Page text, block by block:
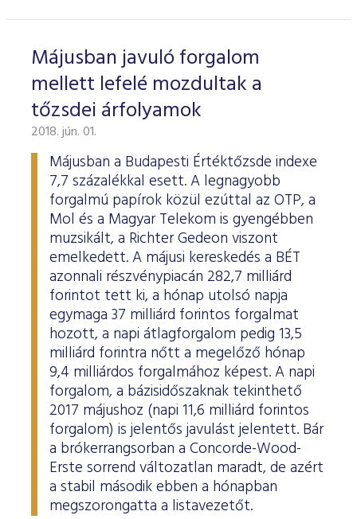
Májusban javuló forgalom
mellett lefelé mozdultak a
tőzsdei árfolyamok
2018. jún. 01.
Májusban a Budapesti Értéktőzsde indexe
7,7 százalékkal esett. A legnagyobb
forgalmú papírok közül ezúttal az OTP, a
Mol és a Magyar Telekom is gyengébben
muzsikált, a Richter Gedeon viszont
emelkedett. A májusi kereskedés a BÉT
azonnali részvénypiacán 282,7 milliárd
forintot tett ki, a hónap utolsó napja
egymaga 37 milliárd forintos forgalmat
hozott, a napi átlagforgalom pedig 13,5
milliárd forintra nőtt a megelőző hónap
9,4 milliárdos forgalmához képest. A napi
forgalom, a bázisidőszaknak tekinthető
2017 májushoz (napi 11,6 milliárd forintos
forgalom) is jelentős javulást jelentett. Bár
a brókerrangsorban a Concorde-Wood-
Erste sorrend változatlan maradt, de azért
a stabil második ebben a hónapban
megszorongatta a listavezetőt.